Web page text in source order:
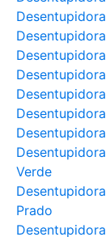
Desentupidora
Desentupidora
Desentupidora
Desentupidora
Desentupidora
Verde
Desentupidora
Prado
Desentupidora